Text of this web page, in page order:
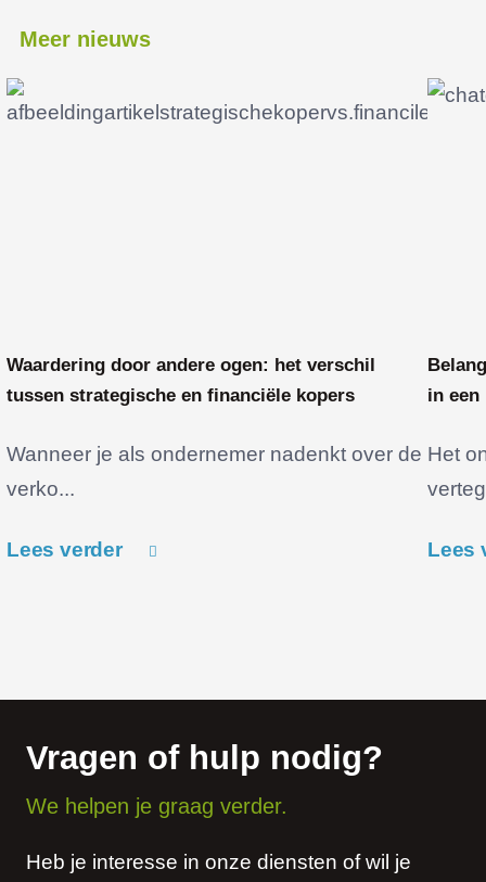
Meer nieuws
Waardering door andere ogen: het verschil
tussen strategische en financiële kopers
Wanneer je als ondernemer nadenkt over de
verko...
Lees verder
in een
Het
Lees
Vragen of hulp nodig?
We helpen je graag verder.
Heb je interesse in onze diensten of wil je